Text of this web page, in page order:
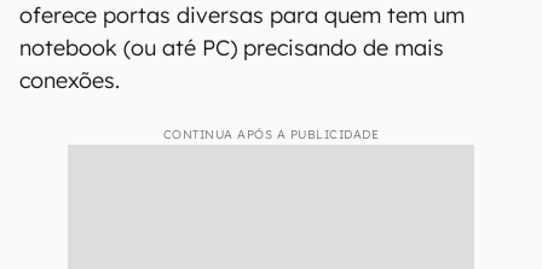
oferece portas diversas para quem tem um
notebook (ou até PC) precisando de mais
conexões.
CONTINUA APÓS A PUBLICIDADE